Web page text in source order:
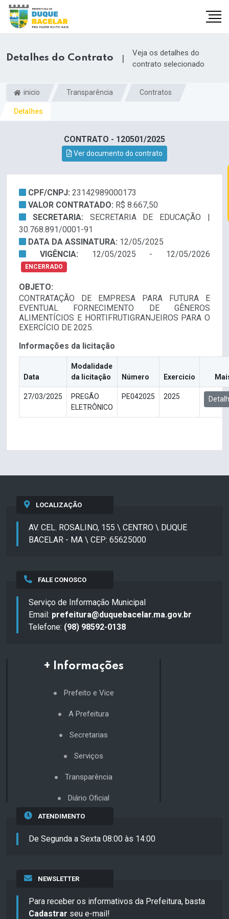
Detalhes do Contrato |
Veja os detalhes do
contrato selecionado
inicio Transparência Contratos
Detalhes
CONTRATO - 120501/2025
Ver documento do contrato
CPF/CNPJ: 23142989000173
VALOR CONTRATADO: R$ 8.667,50
SECRETARIA: SECRETARIA DE EDUCAÇÃO |
30.768.891/0001-91
DATA DA ASSINATURA: 12/05/2025
VIGÊNCIA: 12/05/2025 - 12/05/2026
ENCERRADO
OBJETO:
CONTRATAÇÃO DE EMPRESA PARA FUTURA E
EVENTUAL FORNECIMENTO DE GÊNEROS
ALIMENTÍCIOS E HORTIFRUTIGRANJEIROS PARA O
EXERCÍCIO DE 2025.
Informações da licitação
Data
Modalidade
da licitação
Número Exercicio
27/03/2025
PREGÃO
ELETRÔNICO
PE042025 2025
LOCALIZAÇÃO
AV. CEL. ROSALINO, 155 \ CENTRO \ DUQUE
BACELAR - MA \ CEP: 65625000
FALE CONOSCO
Serviço de Informação Municipal
Email: prefeitura@duquebacelar.ma.gov.br
Telefone: (98) 98592-0138
+ Informações
Prefeito e Vice
A Prefeitura
Secretarias
Serviços
Transparência
Diário Oficial
ATENDIMENTO
De Segunda a Sexta 08:00 às 14:00
NEWSLETTER
Para receber os informativos da Prefeitura, basta
Cadastrar seu e-mail!